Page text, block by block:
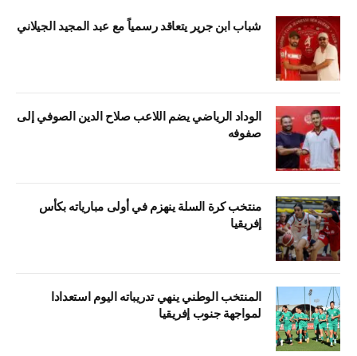
شباب ابن جرير يتعاقد رسمياً مع عبد المجيد الجيلاني
الوداد الرياضي يضم اللاعب صلاح الدين الصوفي إلى
صفوفه
منتخب كرة السلة ينهزم في أولى مبارياته بكأس
إفريقيا
المنتخب الوطني ينهي تدريباته اليوم استعدادا
لمواجهة جنوب إفريقيا